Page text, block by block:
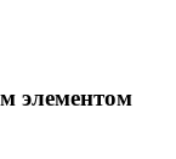
элементом